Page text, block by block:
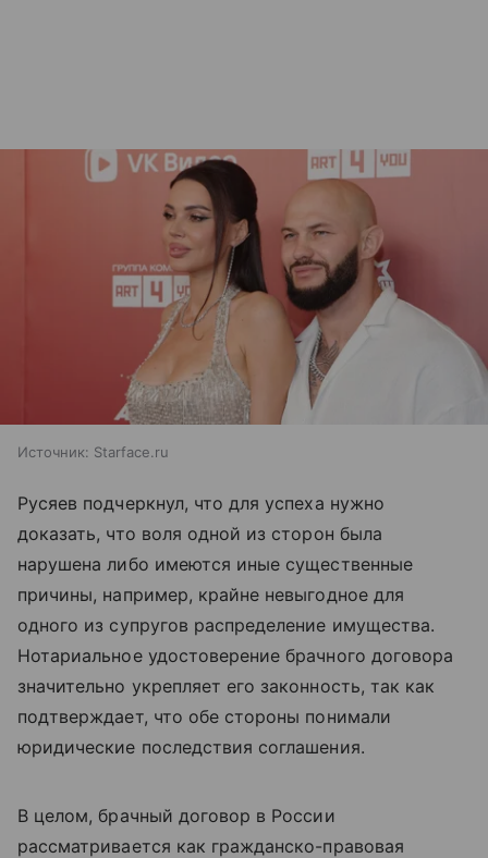
Источник: Starface.ru
Русяев подчеркнул, что для успеха нужно
доказать, что воля одной из сторон была
нарушена либо имеются иные существенные
причины, например, крайне невыгодное для
одного из супругов распределение имущества.
Нотариальное удостоверение брачного договора
значительно укрепляет его законность, так как
подтверждает, что обе стороны понимали
юридические последствия соглашения.
В целом, брачный договор в России
рассматривается как гражданско-правовая